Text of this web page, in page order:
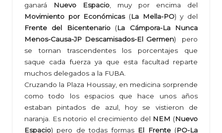
ganará
Nuevo Espacio , muy por encima del
Movimiento por Económicas(La Mella-PO) y del
Frente del Bicentenario(La Cámpora-La Nunca
Menos-Causa-JP Descamisados-El Germen) pero
se tornan trascendentes los porcentajes que
saque cada fuerza ya que esta facultad reparte
muchos delegados a la FUBA.
Cruzando la Plaza Houssay, en medicina sorprende
como todo los espacios que hace unos años
estaban pintados de azul, hoy se vistieron de
naranja. Es notorio el crecimiento del NEM (Nuevo
Espacio) pero de todas formas El Frente(PO-La